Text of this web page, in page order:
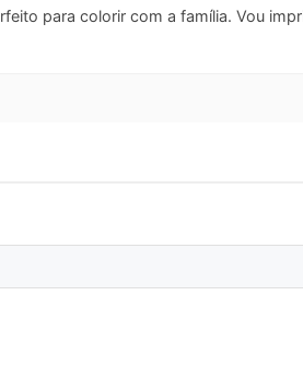
para colorir com a família. Vou